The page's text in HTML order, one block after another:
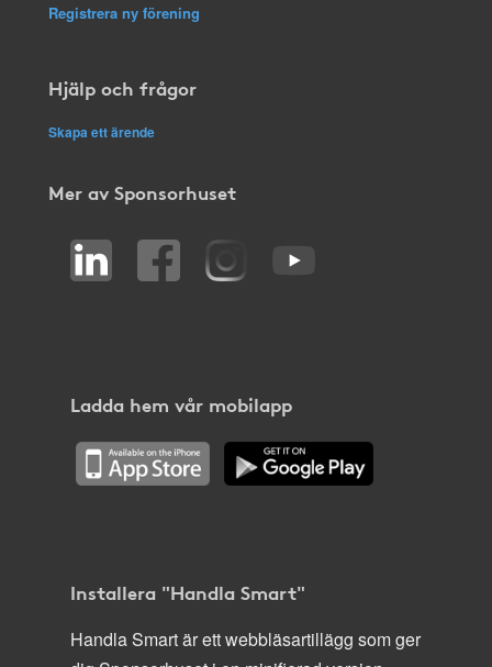
Registrera ny förening
Hjälp och frågor
Skapa ett ärende
Mer av Sponsorhuset
Ladda hem vår mobilapp
Installera "Handla Smart"
Handla Smart är ett webbläsartillägg som ger